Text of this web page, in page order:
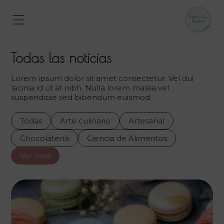
Todas las noticias
Lorem ipsum dolor sit amet consectetur. Vel dui
lacinia id ut at nibh. Nulla lorem massa vel
suspendisse sed bibendum euismod.
Todas Arte culinario
Artesanal
Chocolatería
Ciencia de Alimentos
Ver más